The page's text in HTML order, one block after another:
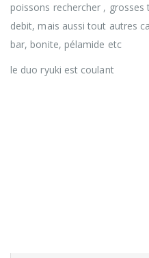
poissons rechercher ,
debit, mais aussi tout autres
bar, bonite, pélamide etc
le duo ryuki est coulant